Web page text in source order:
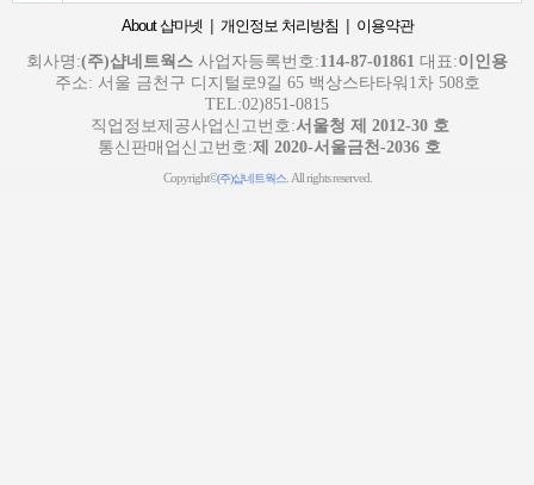
About 샵마넷 | 개인정보 처리방침 | 이용약관
회사명:(주)샵네트웍스 사업자등록번호:114-87-01861 대표:이인용
주소: 서울 금천구 디지털로9길 65 백상스타타워1차 508호
TEL:02)851-0815
직업정보제공사업신고번호:서울청 제 2012-30 호
통신판매업신고번호:제 2020-서울금천-2036 호
Copyright©(주)샵네트웍스. All rights reserved.